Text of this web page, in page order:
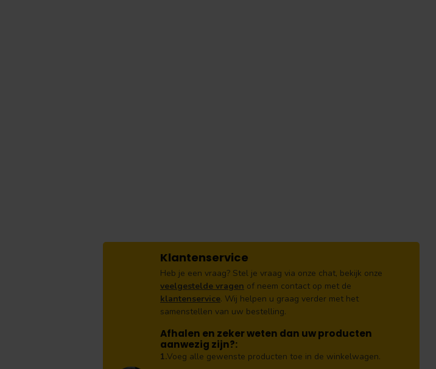
Klantenservice
Heb je een vraag? Stel je vraag via onze chat, bekijk onze
veelgestelde vragen of neem contact op met de
klantenservice. Wij helpen u graag verder met het
samenstellen van uw bestelling.
Afhalen en zeker weten dan uw producten
aanwezig zijn?:
1.Voeg alle gewenste producten toe in de winkelwagen.